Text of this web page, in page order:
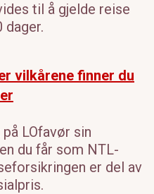
til å gjelde reise
dager.
vilkårene finner du
LOfavør sin
du får som NTL-
er del av